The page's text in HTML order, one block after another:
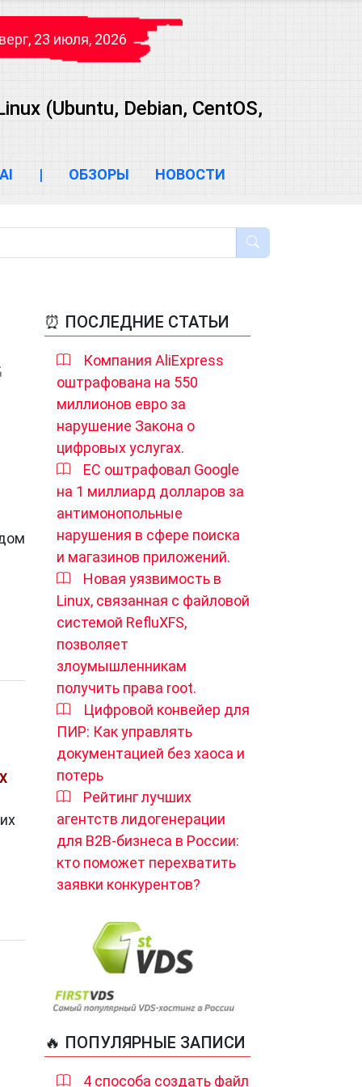
23 июля, 2026
(Ubuntu, Debian, CentOS,
AI | ОБЗОРЫ НОВОСТИ
⏰ ПОСЛЕДНИЕ СТАТЬИ
Компания AliExpress
оштрафована на 550
миллионов евро за
нарушение Закона о
цифровых услугах.
ЕС оштрафовал Google
на 1 миллиард долларов за
антимонопольные
нарушения в сфере поиска
и магазинов приложений.
Новая уязвимость в
Linux, связанная с файловой
системой RefluXFS,
позволяет
злоумышленникам
получить права root.
Цифровой конвейер для
ПИР: Как управлять
документацией без хаоса и
потерь
Рейтинг лучших
агентств лидогенерации
для B2B-бизнеса в России:
кто поможет перехватить
заявки конкурентов?
🔥 ПОПУЛЯРНЫЕ ЗАПИСИ
4 способа создать файл